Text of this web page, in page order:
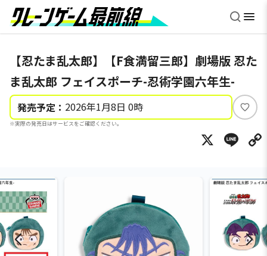
【忍たま乱太郎】【F食満留三郎】劇場版 忍た
ま乱太郎 フェイスポーチ-忍術学園六年生-
発売予定： 2026年1月8日 0時
※実際の発売日はサービスをご確認ください。
い
ね
X